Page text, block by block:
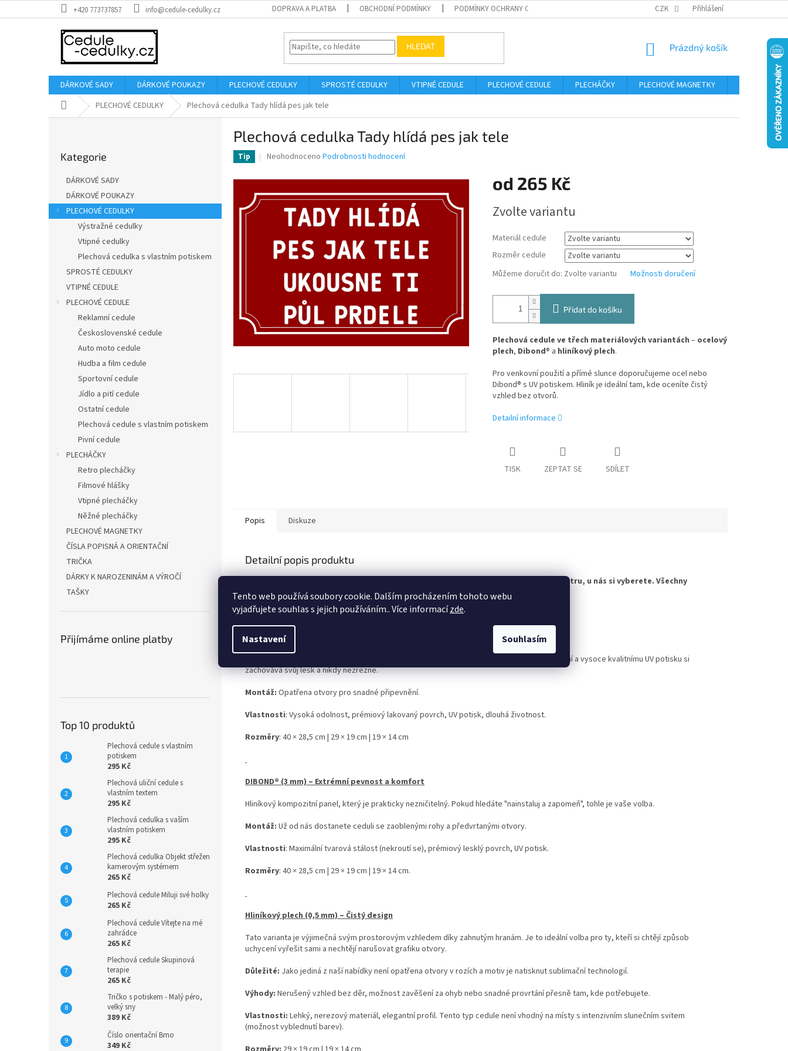
Tento web používá soubory cookie. Dalším procházením tohoto webu
vyjadřujete souhlas s jejich používáním.. Více informacízde.
Nastavení Souhlasím
na
+420 773737857 info@cedule-cedulky.cz DOPRAVA A PLATBA OBCHODNÍ PODMÍNKY PODMÍNKY OCHRANY OSOBNÍCH ÚDAJŮ CZK Přihlášení
HLEDAT
NÁKUPNÍ
Prázdný košík
DÁRKOVÉ SADY DÁRKOVÉ POUKAZY PLECHOVÉ CEDULKY SPROSTÉ CEDULKY VTIPNÉ CEDULE PLECHOVÉ CEDULE PLECHÁČKY PLECHOVÉ MAGNETKY
ČÍSLA
Domů PLECHOVÉ CEDULKY Plechová cedulka Tady hlídá pes jak tele
n
kategorie
Kategorie
DÁRKOVÉ SADY
DÁRKOVÉ POUKAZY
PLECHOVÉ CEDULKY
Výstražné cedulky
Vtipné cedulky
Plechová cedulka s vlastním potiskem
SPROSTÉ CEDULKY
VTIPNÉ CEDULE
PLECHOVÉ CEDULE
Reklamní cedule
Československé cedule
Auto moto cedule
Hudba a film cedule
Sportovní cedule
Jídlo a pití cedule
Ostatní cedule
Plechová cedule s vlastním potiskem
Pivní cedule
PLECHÁČKY
Retro plecháčky
Filmové hlášky
Vtipné plecháčky
Něžné plecháčky
PLECHOVÉ MAGNETKY
ČÍSLA POPISNÁ A ORIENTAČNÍ
TRIČKA
DÁRKY K NAROZENINÁM A VÝROČÍ
TAŠKY
Přijímáme online platby
Top 10 produktů
Plechová cedule s vlastním
potiskem
295 Kč
Plechová uliční cedule s
vlastním textem
295 Kč
Plechová cedulka s vaším
vlastním potiskem
295 Kč
Plechová cedulka Objekt střežen
kamerovým systémem
265 Kč
Plechová cedule Miluji své holky
265 Kč
Plechová cedule Vítejte na mé
zahrádce
265 Kč
Plechová cedule Skupinová
terapie
265 Kč
Tričko s potiskem - Malý péro,
velký sny
389 Kč
Číslo orientační Brno
349 Kč
Plechová cedulka Tady hlídá pes jak tele
Tip
Průměrné
produktu
0,0
Neohodnoceno Podrobnosti hodnocení
od 265 Kč
cena:
Zvolte variantu
Materiál cedule
Rozměr cedule
Můžeme doručit do: Zvolte variantu Možnosti doručení
Přidat do košíku
Plechová cedule ve třech materiálových variantách – ocelový
plech, Dibond® a hliníkový plech.
Pro venkovní použití a přímé slunce doporučujeme ocel nebo
Dibond® s UV potiskem. Hliník je ideální tam, kde oceníte čistý
vzhled bez otvorů.
Detailní informace
TISK ZEPTAT SE SDÍLET
Popis Diskuze
Detailní popis produktu
Ať už hledáte stylovou dekoraci do interiéru nebo ceduli, která odolá i horskému větru, u nás si vyberete. Všechny
varianty (mimo hliníkového plechu) spojuje špičkový UV potisk, který nevybledne.
OCELOVÝ PLECH – Klasická, maximálně pevná cedule v prémiovém TOP provedení
Pro ty, kteří vyžadují nekompromisní pevnost oceli. Díky speciálnímu oboustrannému lakování a vysoce kvalitnímu UV potisku si
zachovává svůj lesk a nikdy nezrezne.
Montáž: Opatřena otvory pro snadné připevnění.
Vlastnosti: Vysoká odolnost, prémiový lakovaný povrch, UV potisk, dlouhá životnost.
Rozměry: 40 × 28,5 cm | 29 × 19 cm | 19 × 14 cm
DIBOND® (3 mm) – Extrémní pevnost a komfort
Hliníkový kompozitní panel, který je prakticky nezničitelný. Pokud hledáte "nainstaluj a zapomeň", tohle je vaše volba.
Montáž: Už od nás dostanete ceduli se zaoblenými rohy a předvrtanými otvory.
Vlastnosti: Maximální tvarová stálost (nekroutí se), prémiový lesklý povrch, UV potisk.
Rozměry: 40 × 28,5 cm | 29 × 19 cm | 19 × 14 cm.
Hliníkový plech (0,5 mm) – Čistý design
Tato varianta je výjimečná svým prostorovým vzhledem díky zahnutým hranám. Je to ideální volba pro ty, kteří si chtějí způsob
uchycení vyřešit sami a nechtějí narušovat grafiku otvory.
Důležité: Jako jediná z naší nabídky není opatřena otvory v rozích a motiv je natisknut sublimační technologií.
Výhody: Nerušený vzhled bez děr, možnost zavěšení za ohyb nebo snadné provrtání přesně tam, kde potřebujete.
Vlastnosti: Lehký, nerezový materiál, elegantní profil. Tento typ cedule není vhodný na místy s intenzivním slunečním svitem
(možnost vyblednutí barev).